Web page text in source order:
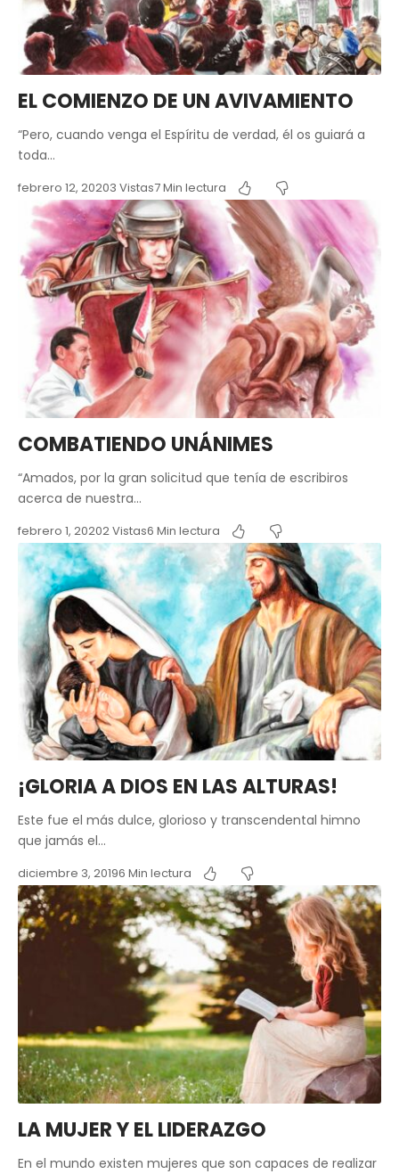
EL COMIENZO DE UN AVIVAMIENTO
“Pero, cuando venga el Espíritu de verdad, él os guiará a
toda…
febrero 12, 20203 Vistas7 Min lectura
COMBATIENDO UNÁNIMES
“Amados, por la gran solicitud que tenía de escribiros
acerca de nuestra…
febrero 1, 20202 Vistas6 Min lectura
¡GLORIA A DIOS EN LAS ALTURAS!
Este fue el más dulce, glorioso y transcendental himno
que jamás el…
diciembre 3, 20196 Min lectura
LA MUJER Y EL LIDERAZGO
En el mundo existen mujeres que son capaces de realizar